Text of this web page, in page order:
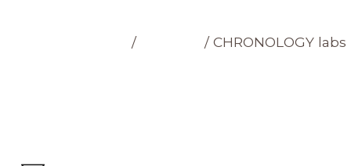
/ /CHRONOLOGY labs